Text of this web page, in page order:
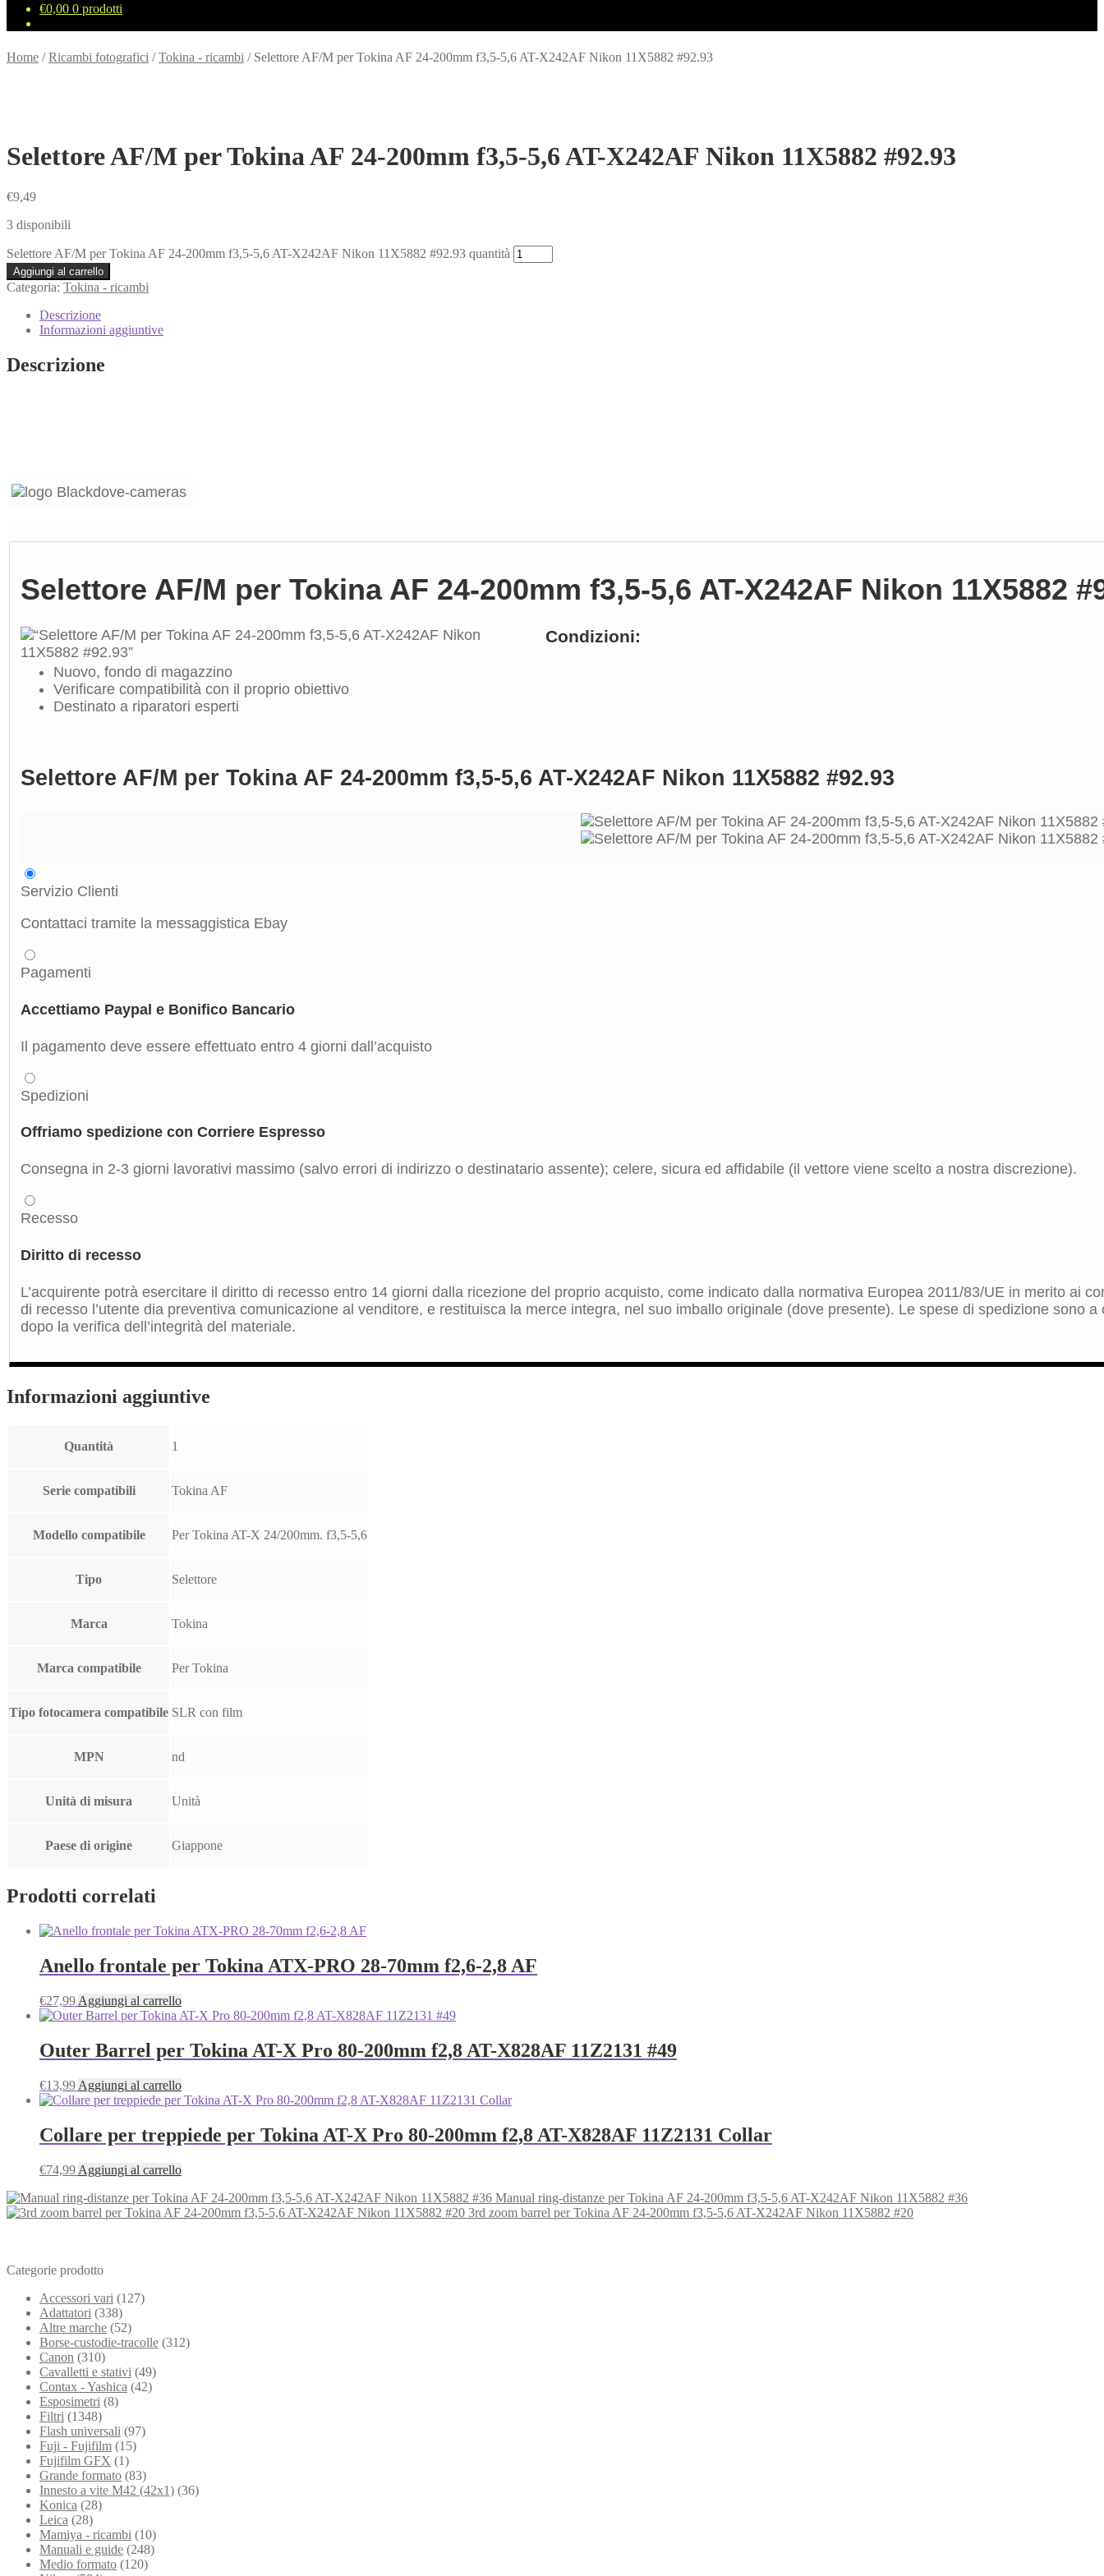
€0,00 0 prodotti
Home /Ricambi fotografici /Tokina - ricambi / Selettore AF/M per Tokina AF 24-200mm f3,5-5,6 AT-X242AF Nikon 11X5882 #92.93
Selettore AF/M per Tokina AF 24-200mm f3,5-5,6 AT-X242AF Nikon 11X5882 #92.93
€9,49
3 disponibili
Selettore AF/M per Tokina AF 24-200mm f3,5-5,6 AT-X242AF Nikon 11X5882 #92.93 quantità
Aggiungi al carrello
Categoria: Tokina - ricambi
Descrizione
Informazioni aggiuntive
Descrizione
Selettore AF/M per Tokina AF 24-200mm f3,5-5,6 AT-X242AF Nikon 11X5882
Condizioni:
Nuovo, fondo di magazzino
Verificare compatibilità con il proprio obiettivo
Destinato a riparatori esperti
Selettore AF/M per Tokina AF 24-200mm f3,5-5,6 AT-X242AF Nikon 11X5882 #92.93
Servizio Clienti
Contattaci tramite la messaggistica Ebay
Pagamenti
Accettiamo Paypal e Bonifico Bancario
Il pagamento deve essere effettuato entro 4 giorni dall’acquisto
Spedizioni
Offriamo spedizione con Corriere Espresso
Consegna in 2-3 giorni lavorativi massimo (salvo errori di indirizzo o destinatario assente); celere, sicura ed affidabile (il vettore viene scelto a nostra discrezione).
Recesso
Diritto di recesso
L’acquirente potrà esercitare il diritto di recesso entro 14 giorni dalla ricezione del proprio acquisto, come indicato dalla normativa Europea 2011/83/UE in merito ai
di recesso l’utente dia preventiva comunicazione al venditore, e restituisca la merce integra, nel suo imballo originale (dove presente). Le spese di spedizione sono
dopo la verifica dell’integrità del materiale.
Informazioni aggiuntive
Quantità 1
Serie compatibili Tokina AF
Modello compatibile Per Tokina AT-X 24/200mm. f3,5-5,6
Tipo Selettore
Marca Tokina
Marca compatibile Per Tokina
Tipo fotocamera compatibile SLR con film
MPN nd
Unità di misura Unità
Paese di origine Giappone
Prodotti correlati
Anello frontale per Tokina ATX-PRO 28-70mm f2,6-2,8 AF
€27,99 Aggiungi al carrello
Outer Barrel per Tokina AT-X Pro 80-200mm f2,8 AT-X828AF 11Z2131 #49
€13,99 Aggiungi al carrello
Collare per treppiede per Tokina AT-X Pro 80-200mm f2,8 AT-X828AF 11Z2131 Collar
€74,99 Aggiungi al carrello
Manual ring-distanze per Tokina AF 24-200mm f3,5-5,6 AT-X242AF Nikon 11X5882 #36
3rd zoom barrel per Tokina AF 24-200mm f3,5-5,6 AT-X242AF Nikon 11X5882 #20
Categorie prodotto
Accessori vari (127)
Adattatori (338)
Altre marche (52)
Borse-custodie-tracolle (312)
Canon (310)
Cavalletti e stativi (49)
Contax - Yashica (42)
Esposimetri (8)
Filtri (1348)
Flash universali (97)
Fuji - Fujifilm (15)
Fujifilm GFX (1)
Grande formato (83)
Innesto a vite M42 (42x1) (36)
Konica (28)
Leica (28)
Mamiya - ricambi (10)
Manuali e guide (248)
Medio formato (120)